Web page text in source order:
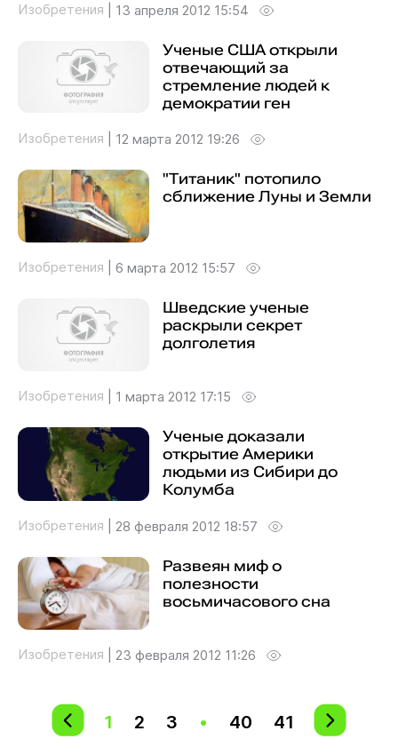
Изобретения 13 апреля 2012 15:54
Ученые США открыли
отвечающий за
стремление людей к
демократии ген
Изобретения 12 марта 2012 19:26
"Титаник" потопило
сближение Луны и Земли
Изобретения 6 марта 2012 15:57
Шведские ученые
раскрыли секрет
долголетия
Изобретения 1 марта 2012 17:15
Ученые доказали
открытие Америки
людьми из Сибири до
Колумба
Изобретения 28 февраля 2012 18:57
Развеян миф о
полезности
восьмичасового сна
Изобретения 23 февраля 2012 11:26
1 2 3 • 40 41